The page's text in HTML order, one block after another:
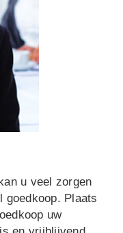
u veel zorgen
goedkoop. Plaats
uw